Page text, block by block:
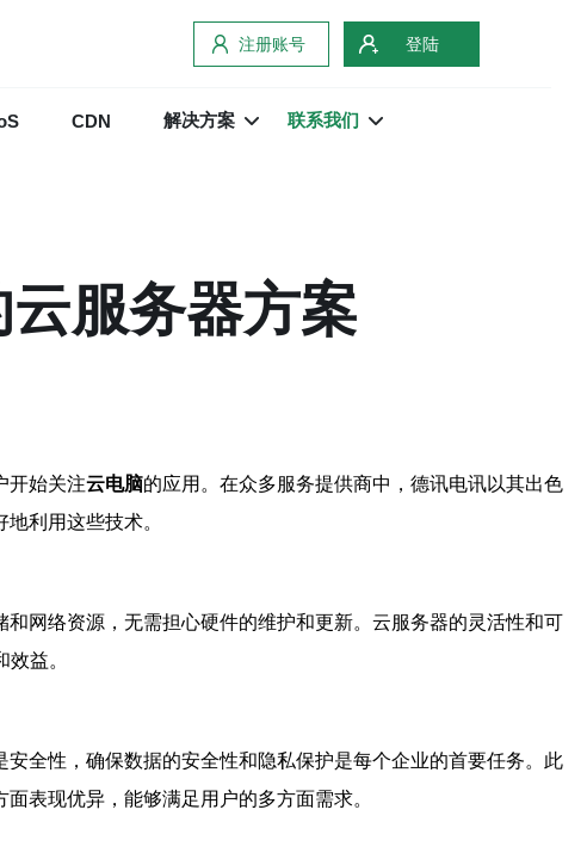
注册账号 登陆
CDN 解决方案 联系我们
服务器方案
开始关注云电脑的应用。在众多服务提供商中，德讯电讯以其出色
利用这些技术。
网络资源，无需担心硬件的维护和更新。云服务器的灵活性和可
益。
安全性，确保数据的安全性和隐私保护是每个企业的首要任务。此
表现优异，能够满足用户的多方面需求。